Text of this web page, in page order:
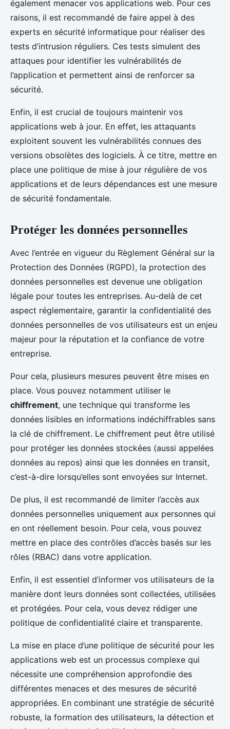
également menacer vos applications web. Pour ces
raisons, il est recommandé de faire appel à des
experts en sécurité informatique pour réaliser des
tests d’intrusion réguliers. Ces tests simulent des
attaques pour identifier les vulnérabilités de
l’application et permettent ainsi de renforcer sa
sécurité.
Enfin, il est crucial de toujours maintenir vos
applications web à jour. En effet, les attaquants
exploitent souvent les vulnérabilités connues des
versions obsolètes des logiciels. À ce titre, mettre en
place une politique de mise à jour régulière de vos
applications et de leurs dépendances est une mesure
de sécurité fondamentale.
Protéger les données personnelles
Avec l’entrée en vigueur du Règlement Général sur la
Protection des Données (RGPD), la protection des
données personnelles est devenue une obligation
légale pour toutes les entreprises. Au-delà de cet
aspect réglementaire, garantir la confidentialité des
données personnelles de vos utilisateurs est un enjeu
majeur pour la réputation et la confiance de votre
entreprise.
Pour cela, plusieurs mesures peuvent être mises en
place. Vous pouvez notamment utiliser le
chiffrement, une technique qui transforme les
données lisibles en informations indéchiffrables sans
la clé de chiffrement. Le chiffrement peut être utilisé
pour protéger les données stockées (aussi appelées
données au repos) ainsi que les données en transit,
c’est-à-dire lorsqu’elles sont envoyées sur Internet.
De plus, il est recommandé de limiter l’accès aux
données personnelles uniquement aux personnes qui
en ont réellement besoin. Pour cela, vous pouvez
mettre en place des contrôles d’accès basés sur les
rôles (RBAC) dans votre application.
Enfin, il est essentiel d’informer vos utilisateurs de la
manière dont leurs données sont collectées, utilisées
et protégées. Pour cela, vous devez rédiger une
politique de confidentialité claire et transparente.
La mise en place d’une politique de sécurité pour les
applications web est un processus complexe qui
nécessite une compréhension approfondie des
différentes menaces et des mesures de sécurité
appropriées. En combinant une stratégie de sécurité
robuste, la formation des utilisateurs, la détection et